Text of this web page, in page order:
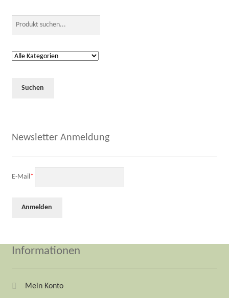
Newsletter Anmeldung
E-Mail *
Informationen
Mein Konto